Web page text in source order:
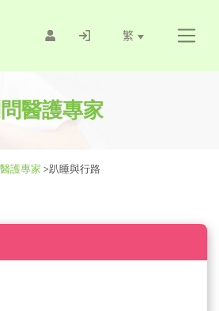
繁
醫護專家
護專家 >趴睡與行路